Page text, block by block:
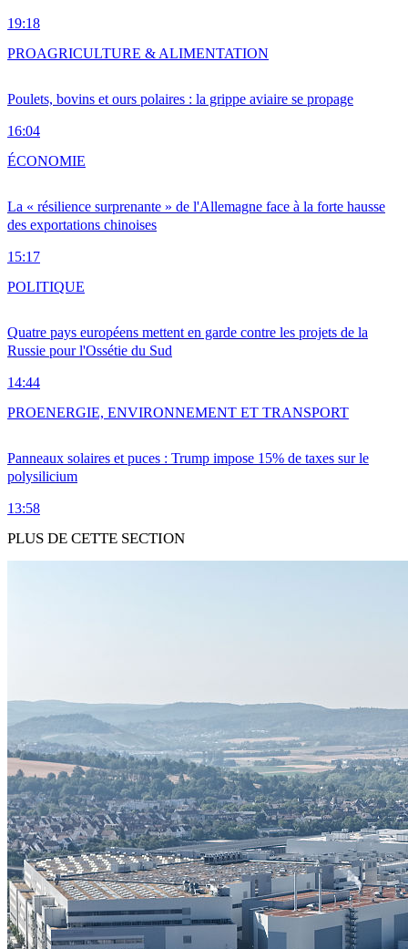
19:18
Poulets, bovins et ours polaires : la grippe aviaire se propage
16:04
PROAGRICULTURE & ALIMENTATION
La « résilience surprenante » de l'Allemagne face à la forte hausse
des exportations chinoises
15:17
ÉCONOMIE
Quatre pays européens mettent en garde contre les projets de la
Russie pour l'Ossétie du Sud
14:44
POLITIQUE
Panneaux solaires et puces : Trump impose 15% de taxes sur le
polysilicium
13:58
PROENERGIE, ENVIRONNEMENT ET TRANSPORT
PLUS DE CETTE SECTION